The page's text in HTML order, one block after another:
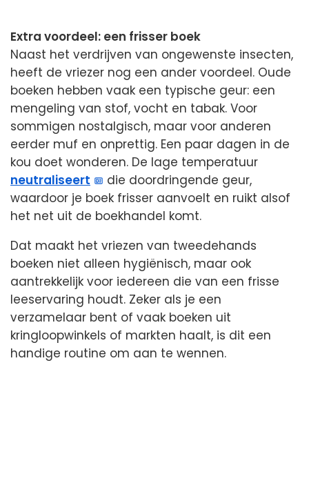
Extra voordeel: een frisser boek
Naast het verdrijven van ongewenste insecten,
heeft de vriezer nog een ander voordeel. Oude
boeken hebben vaak een typische geur: een
mengeling van stof, vocht en tabak. Voor
sommigen nostalgisch, maar voor anderen
eerder muf en onprettig. Een paar dagen in de
kou doet wonderen. De lage temperatuur
neutraliseert
die doordringende geur,
waardoor je boek frisser aanvoelt en ruikt alsof
het net uit de boekhandel komt.
Dat maakt het vriezen van tweedehands
boeken niet alleen hygiënisch, maar ook
aantrekkelijk voor iedereen die van een frisse
leeservaring houdt. Zeker als je een
verzamelaar bent of vaak boeken uit
kringloopwinkels of markten haalt, is dit een
handige routine om aan te wennen.